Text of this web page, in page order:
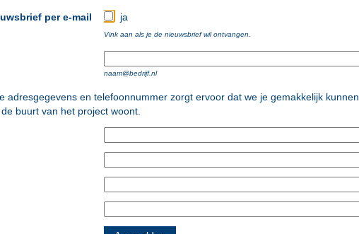
per e-mail
ja
Vink aan als je de nieuwsbrief wil ontvangen.
naam@bedrijf.nl
adresgegevens en telefoonnummer zorgt ervoor dat we je gemakkelijk kunnen
buurt van het project woont.